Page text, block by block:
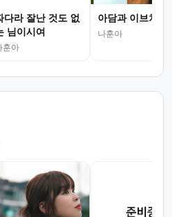
다라 잘난 것도 없
님이시여
훈아
아담과 이브처럼
나훈아